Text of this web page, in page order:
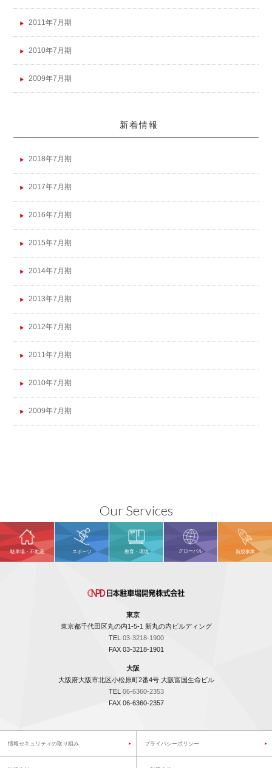
2011年7月期
2010年7月期
2009年7月期
新着情報
2018年7月期
2017年7月期
2016年7月期
2015年7月期
2014年7月期
2013年7月期
2012年7月期
2011年7月期
2010年7月期
2009年7月期
Our Services
駐車場・不動産 スポーツ 教育・環境 グローバル 新規事業
東京
東京都千代田区丸の内1-5-1 新丸の内ビルディング
TEL 03-3218-1900
FAX 03-3218-1901
大阪
大阪府大阪市北区小松原町2番4号 大阪富国生命ビル
TEL 06-6360-2353
FAX 06-6360-2357
情報セキュリティの取り組み プライバシーポリシー